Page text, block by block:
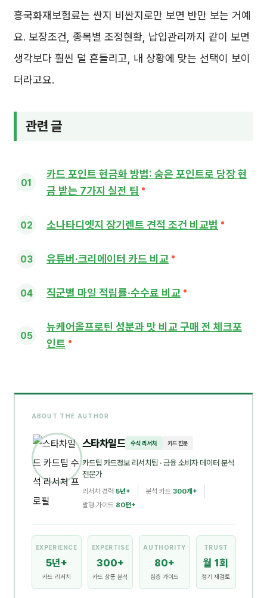
흥국화재보험료는 싼지 비싼지로만 보면 반만 보는 거예
요. 보장조건, 종목별 조정현황, 납입관리까지 같이 보면
생각보다 훨씬 덜 흔들리고, 내 상황에 맞는 선택이 보이
더라고요.
관련 글
카드 포인트 현금화 방법: 숨은 포인트로 당장 현
금 받는 7가지 실전 팁
소나타디엣지 장기렌트 견적 조건 비교법
유튜버·크리에이터 카드 비교
직군별 마일 적립률·수수료 비교
뉴케어올프로틴 성분과 맛 비교 구매 전 체크포
인트
ABOUT THE AUTHOR
스타차일드 수석 리서처 카드 전문
카드팁 카드정보 리서치팀 · 금융 소비자 데이터 분석
전문가
리서치 경력 5년+ 분석 카드 300개+
발행 가이드 80편+
EXPERIENCE
5년+
카드 리서치
EXPERTISE
300+
카드 상품 분석
AUTHORITY
80+
심층 가이드
TRUST
월 1회
정기 재검토